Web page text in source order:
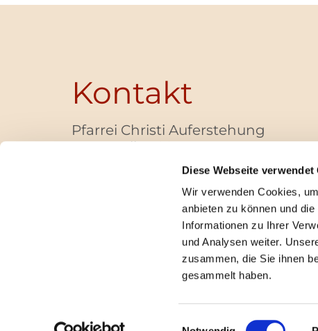
Diese Webseite verwendet
Wir verwenden Cookies,
anbieten zu können und
Informationen zu Ihrer
und Analysen weiter.
zusammen, die Sie ihnen
gesammelt haben.
Einwilligungsauswahl
Kontakt
Pfarrei Christi Auferstehung
Bayernallee 28
+49 (0)30 / 30 00 03 -40
pfarrbuero@christi-auferstehung.net
IBAN DE62 3706 0193 6006 9310 04